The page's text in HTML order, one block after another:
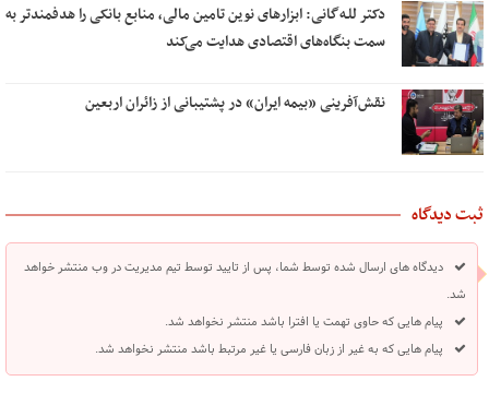
دکتر للـه‌گانی: ابزارهای نوین تامین مالی، منابع بانکی را هدفمندتر به
سمت بنگاه‌های اقتصادی هدایت می‌کند
نقش‌آفرینی «بیمه ایران» در پشتیبانی از زائران اربعین
ثبت دیدگاه
دیدگاه های ارسال شده توسط شما، پس از تایید توسط تیم مدیریت در وب منتشر خواهد
شد.
پیام هایی که حاوی تهمت یا افترا باشد منتشر نخواهد شد.
پیام هایی که به غیر از زبان فارسی یا غیر مرتبط باشد منتشر نخواهد شد.